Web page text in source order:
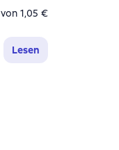
von 1,05 €
Lesen